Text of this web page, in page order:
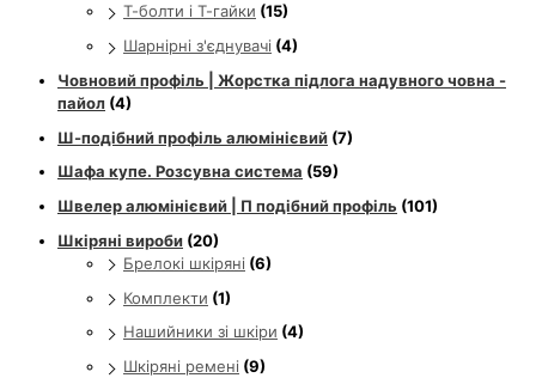
Т-болти і Т-гайки (15)
Шарнірні з'єднувачі (4)
Човновий профіль | Жорстка підлога надувного човна -
пайол (4)
Ш-подібний профіль алюмінієвий (7)
Шафа купе. Розсувна система (59)
Швелер алюмінієвий | П подібний профіль (101)
Шкіряні вироби (20)
Брелокі шкіряні (6)
Комплекти (1)
Нашийники зі шкіри (4)
Шкіряні ремені (9)